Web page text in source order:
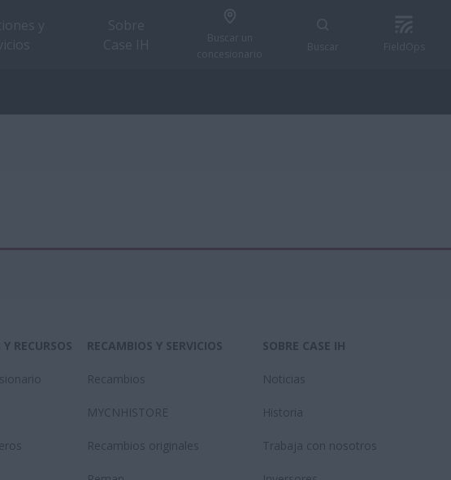
RECURSOS RECAMBIOS Y SERVICIOS
Recambios
MYCNHISTORE
Recambios originales
SOBRE CASE IH
Noticias
Historia
Trabaja con nosotros